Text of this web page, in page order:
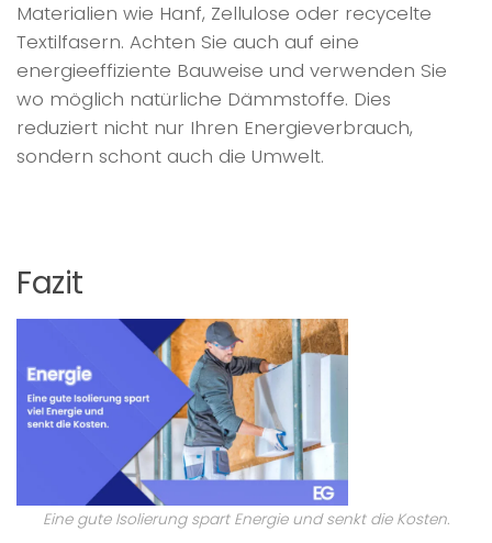
Materialien wie Hanf, Zellulose oder recycelte
Textilfasern. Achten Sie auch auf eine
energieeffiziente Bauweise und verwenden Sie
wo möglich natürliche Dämmstoffe. Dies
reduziert nicht nur Ihren Energieverbrauch,
sondern schont auch die Umwelt.
Fazit
Eine gute Isolierung spart Energie und senkt die Kosten.